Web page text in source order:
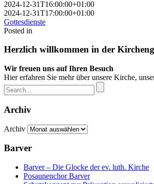
2024-12-31T16:00:00+01:00
2024-12-31T17:00:00+01:00
Gottesdienste
Posted in
Herzlich willkommen in der
Wir freuen uns auf Ihren Besuch
Hier erfahren Sie mehr über unsere Kirche,
Archiv
Archiv
Barver
Barver – Die Glocke der ev. luth. Kirche
Posaunenchor Barver